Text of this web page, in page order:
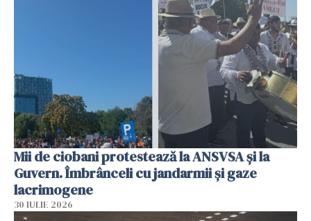
Mii de ciobani protestează la ANSVSA și la
Guvern. Îmbrânceli cu jandarmii și gaze
lacrimogene
30 IULIE 2026